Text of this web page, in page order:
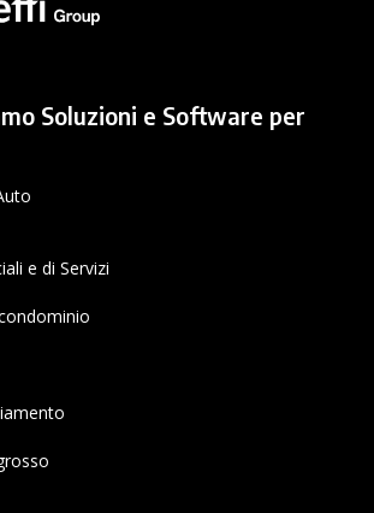
Soluzioni e Software per
e di Servizi